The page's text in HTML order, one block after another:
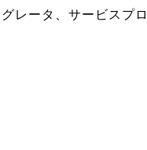
レータ、サービスプ